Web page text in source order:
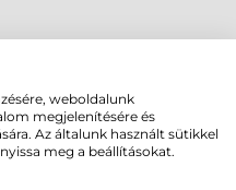
weboldalunk
megjelenítésére és
Az általunk használt sütikkel
meg a beállításokat.